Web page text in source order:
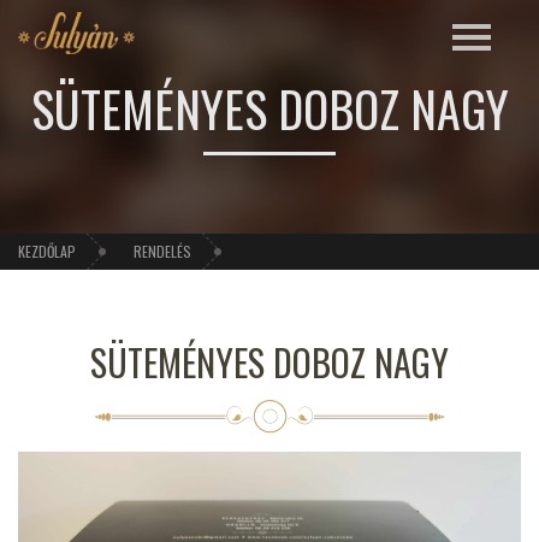
SÜTEMÉNYES DOBOZ NAGY
KEZDŐLAP RENDELÉS
SÜTEMÉNYES DOBOZ NAGY